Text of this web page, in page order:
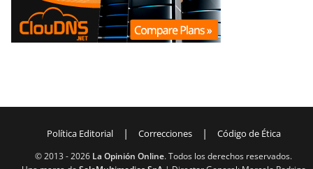
Política Editorial | Correcciones | Código de Ética
© 2013 -2026 La Opinión Online. Todos los derechos reservados.